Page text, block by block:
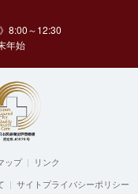
8:00～12:30
年始
ップ| リンク
| サイトプライバシーポリシー